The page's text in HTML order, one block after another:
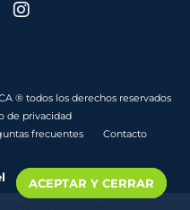
® todos los derechos reservados
de privacidad
frecuentes
Contacto
ACEPTAR Y CERRAR